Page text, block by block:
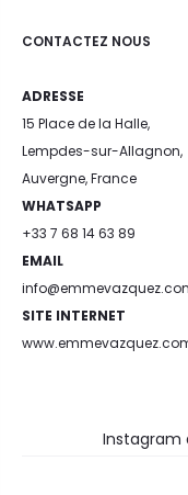
CONTACTEZ NOUS
ADRESSE
15 Place de la Halle,
Lempdes-sur-Allagnon,
Auvergne, France
WHATSAPP
+33 7 68 14 63 89
EMAIL
SITE INTERNET
Instagram